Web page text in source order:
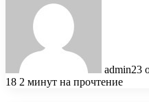
admin23
18 2 минут на прочтение